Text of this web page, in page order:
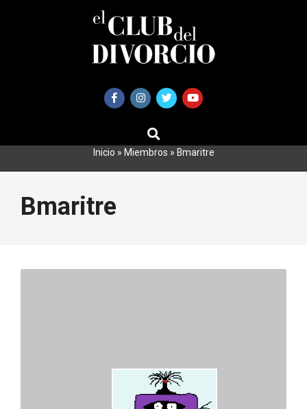
Navigation
BUSCAR
Inicio » Miembros » Bmaritre
Bmaritre